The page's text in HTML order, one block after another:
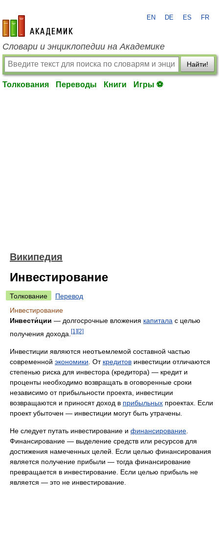
academic.ru
EN DE ES FR
Словари и энциклопедии на Академике
Найти!
Толкования Переводы Книги Игры ⚽
Википедия
Инвестирование
Толкование
Перевод
Инвестирование
Инвести́ции — долгосрочные вложения капитала с целью
получения дохода. [1][2]
Инвестиции являются неотъемлемой составной частью
современной экономики . От кредитов инвестиции отличаются
степенью риска для инвестора (кредитора) — кредит и
проценты необходимо возвращать в оговоренные сроки
независимо от прибыльности проекта, инвестиции
возвращаются и приносят доход в прибыльных проектах. Если
проект убыточен — инвестиции могут быть утрачены.
Не следует путать инвестирование и финансирование
Финансирование — выделение средств или ресурсов для
достижения намеченных целей. Если целью финансирования
является получение прибыли — тогда финансирование
превращается в инвестирование. Если целью прибыль не
является — это не инвестирование.